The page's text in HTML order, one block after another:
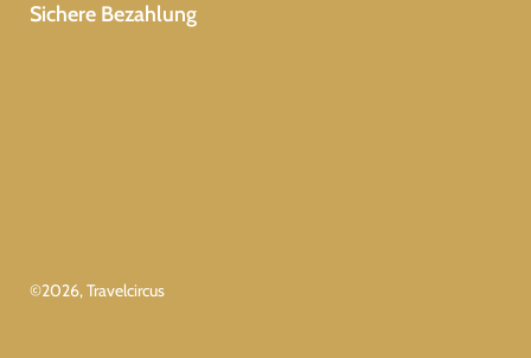
Sichere Bezahlung
©2026, Travelcircus